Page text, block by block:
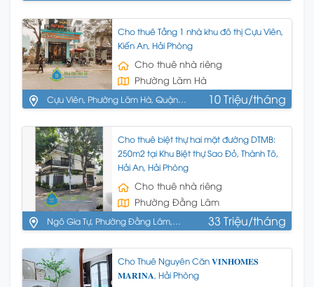
Cho thuê Tầng 1 nhà khu đô thị Cựu Viên,
Kiến An, Hải Phòng
Cho thuê nhà riêng
Phường Lãm Hà
Cựu Viên, Phường Lãm Hà, Quận
10 Triệu/tháng
Cho thuê biệt thự hai mặt đường DTMB:
250m2 tại Khu Biệt thự Sao Đỏ, Thành Tô,
Hải An, Hải Phòng
Cho thuê nhà riêng
Phường Đằng Lâm
Ngô Gia Tự, Phường Đằng Lâm,
33 Triệu/tháng
Cho Thuê Nguyên Căn 𝐕𝐈𝐍𝐇𝐎𝐌𝐄𝐒
𝐌𝐀𝐑𝐈𝐍𝐀, Hải Phòng